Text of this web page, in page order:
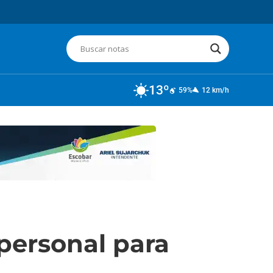
13º 59% 12 km/h
para